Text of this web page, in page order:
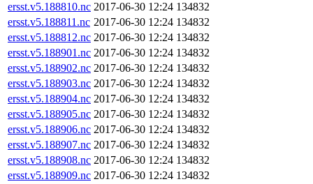
ersst.v5.188810.nc 2017-06-30 12:24 134832
ersst.v5.188811.nc 2017-06-30 12:24 134832
ersst.v5.188812.nc 2017-06-30 12:24 134832
ersst.v5.188901.nc 2017-06-30 12:24 134832
ersst.v5.188902.nc 2017-06-30 12:24 134832
ersst.v5.188903.nc 2017-06-30 12:24 134832
ersst.v5.188904.nc 2017-06-30 12:24 134832
ersst.v5.188905.nc 2017-06-30 12:24 134832
ersst.v5.188906.nc 2017-06-30 12:24 134832
ersst.v5.188907.nc 2017-06-30 12:24 134832
ersst.v5.188908.nc 2017-06-30 12:24 134832
ersst.v5.188909.nc 2017-06-30 12:24 134832